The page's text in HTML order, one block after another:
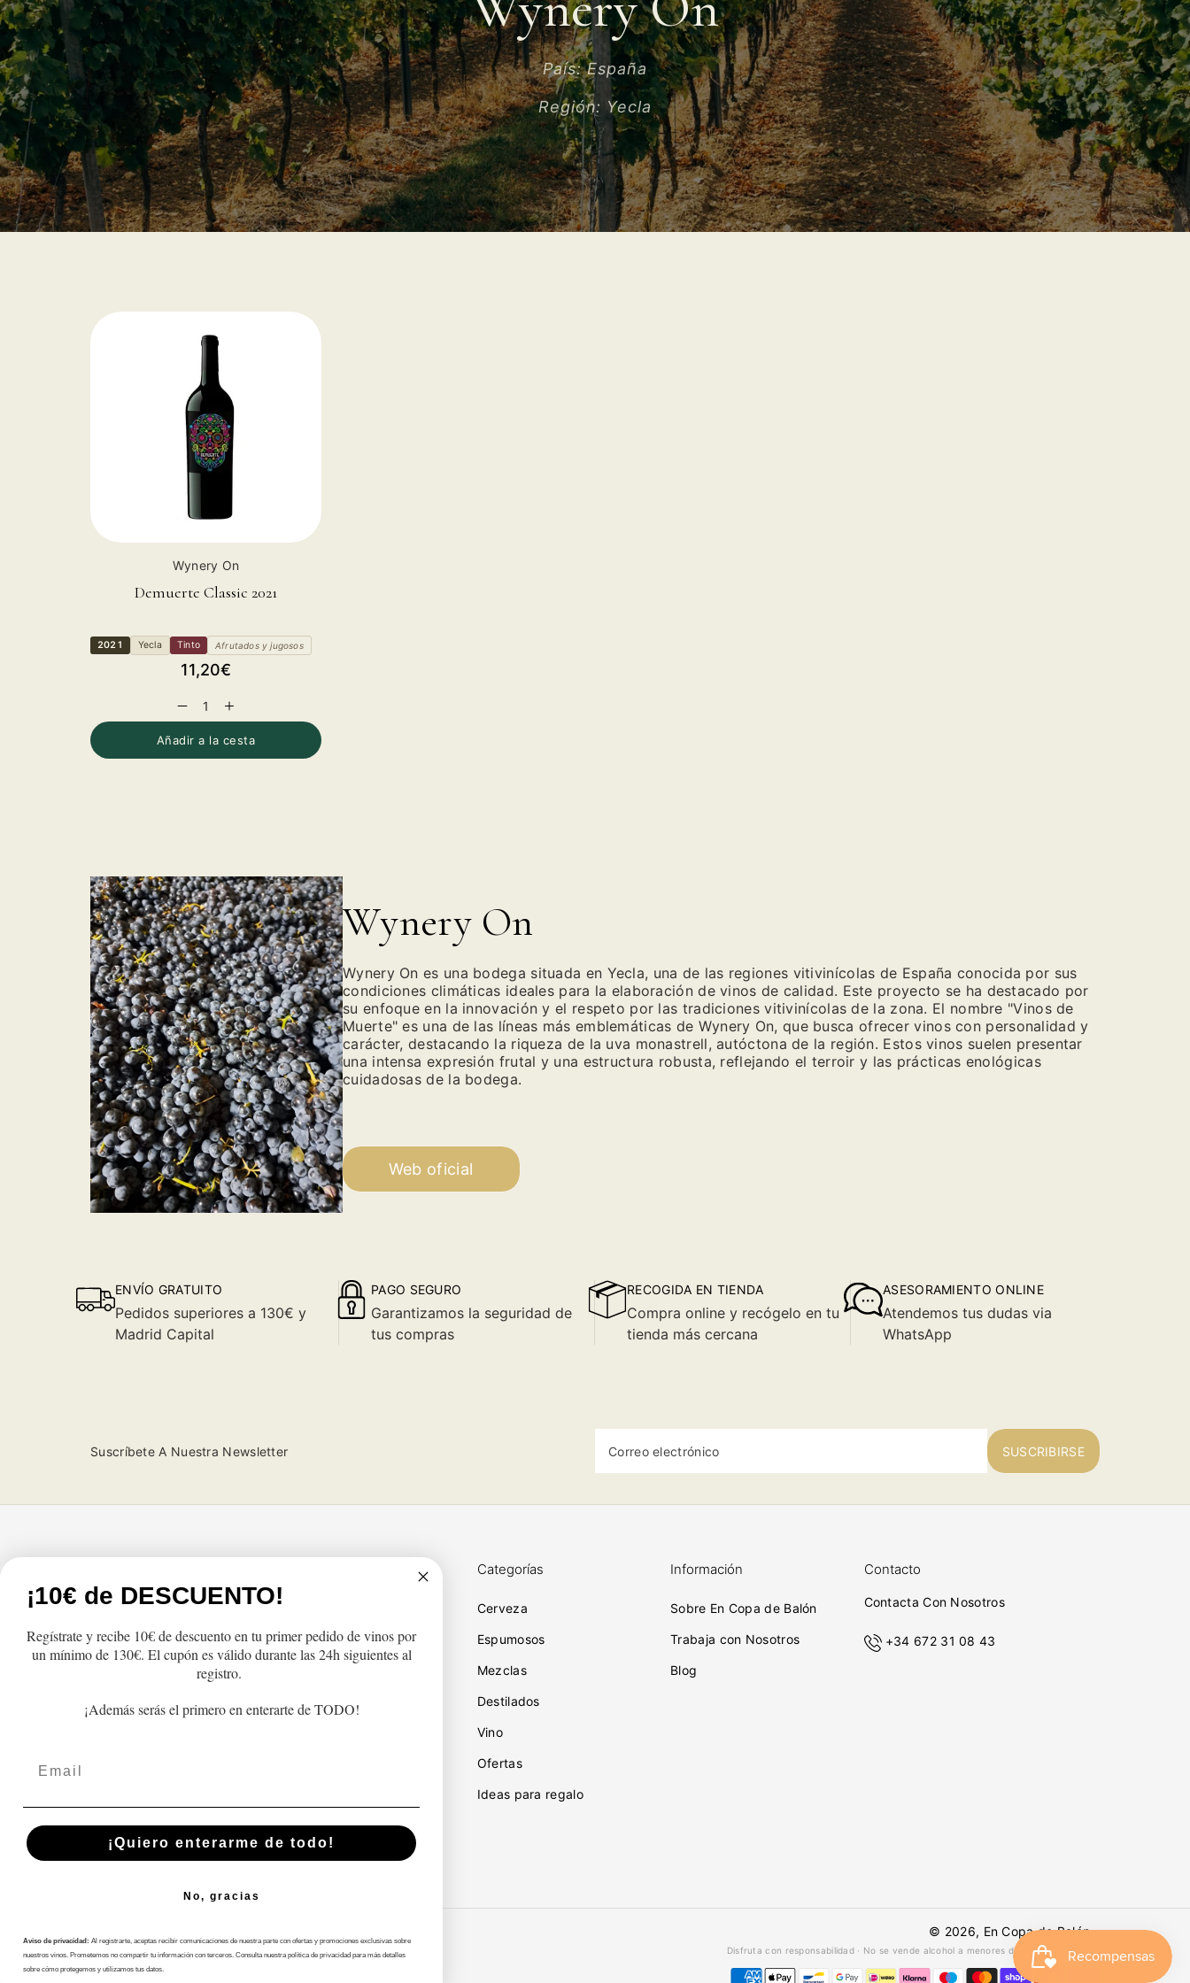
País:España
Región: Yecla
Wynery On
Demuerte Classic 2021
2021 Yecla Tinto Afrutados y jugosos
Precio
11,20€
Reducir
cantidad
para
Aumentar
cantidad
para
Añadir a la cesta
Wynery On
Wynery On es una bodega situada en Yecla, una de las regiones vitivinícolas de España conocida por sus
condiciones climáticas ideales para la elaboración de vinos de calidad. Este proyecto se ha destacado por
su enfoque en la innovación y el respeto por las tradiciones vitivinícolas de la zona. El nombre "Vinos de
Muerte" es una de las líneas más emblemáticas de Wynery On, que busca ofrecer vinos con personalidad y
carácter, destacando la riqueza de la uva monastrell, autóctona de la región. Estos vinos suelen presentar
una intensa expresión frutal y una estructura robusta, reflejando el terroir y las prácticas enológicas
cuidadosas de la bodega.
Web oficial
ENVÍO GRATUITO
Pedidos superiores a 130€ y
Madrid Capital
PAGO SEGURO
Garantizamos la seguridad de
tus compras
RECOGIDA EN TIENDA
Compra online y recógelo en tu
tienda más cercana
ASESORAMIENTO ONLINE
Atendemos tus dudas via
WhatsApp
Suscríbete A Nuestra Newsletter Correo electrónico SUSCRIBIRSE
Productos
Lo más vendido Cambios y Devoluciones
Recogida
Blog
Categorías
Cerveza
Espumosos
Mezclas
Destilados
Vino
Ofertas
Ideas para regalo
Información
Sobre En Copa de Balón
Trabaja con Nosotros
Blog
Contacto
Contacta Con Nosotros
+34 672 31 08 43
Español
© 2026, En Copa de Balón -
Disfruta con responsabilidad · No se vende alcohol a menores de 18 años · febe.es
¡10€ de DESCUENTO!
Regístrate y recibe 10€ de descuento en tu primer pedido de vinos por
un mínimo de 130€. El cupón es válido durante las 24h siguientes al
registro.
¡Además serás el primero en enterarte de TODO!
¡Quiero enterarme de todo!
No, gracias
Aviso de privacidad: Al registrarte, aceptas recibir comunicaciones de nuestra parte con ofertas y promociones exclusivas sobre
nuestros vinos. Prometemos no compartir tu información con terceros. Consulta nuestra política de privacidad para más detalles
sobre cómo protegemos y utilizamos tus datos.